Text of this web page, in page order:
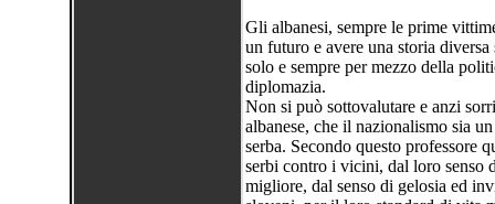
Gli albanesi, sempre le prime
un futuro e avere una storia
solo e sempre per mezzo della
diplomazia.
Non si può sottovalutare e anzi
albanese, che il nazionalismo sia
serba. Secondo questo professore
serbi contro i vicini, dal loro senso
migliore, dal senso di gelosia ed